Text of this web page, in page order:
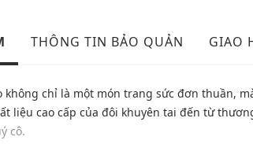
THÔNG TIN BẢO QUẢN GIAO
không chỉ là một món trang sức đơn thuần,
liệu cao cấp của đôi khuyên tai đến từ
cô.